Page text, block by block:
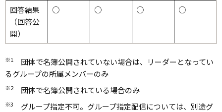
回答結果
（回答公
開）
○ ○ ○ ○
※1団体で名簿公開されていない場合は、リーダーとなってい
るグループの所属メンバーのみ
※2団体で名簿公開されている場合のみ
※3
グループ指定不可。グループ指定配信については、別途グ